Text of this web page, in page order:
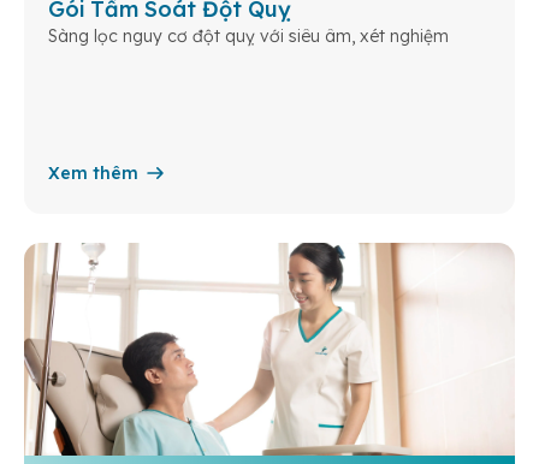
Gói Tầm Soát Đột Quỵ
Sàng lọc nguy cơ đột quỵ với siêu âm, xét nghiệm
Xem thêm